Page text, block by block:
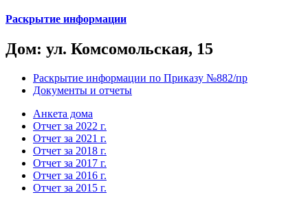
Раскрытие информации
Дом: ул. Комсомольская, 15
Раскрытие информации по Приказу №882/пр
Документы и отчеты
Анкета дома
Отчет за 2022 г.
Отчет за 2021 г.
Отчет за 2018 г.
Отчет за 2017 г.
Отчет за 2016 г.
Отчет за 2015 г.